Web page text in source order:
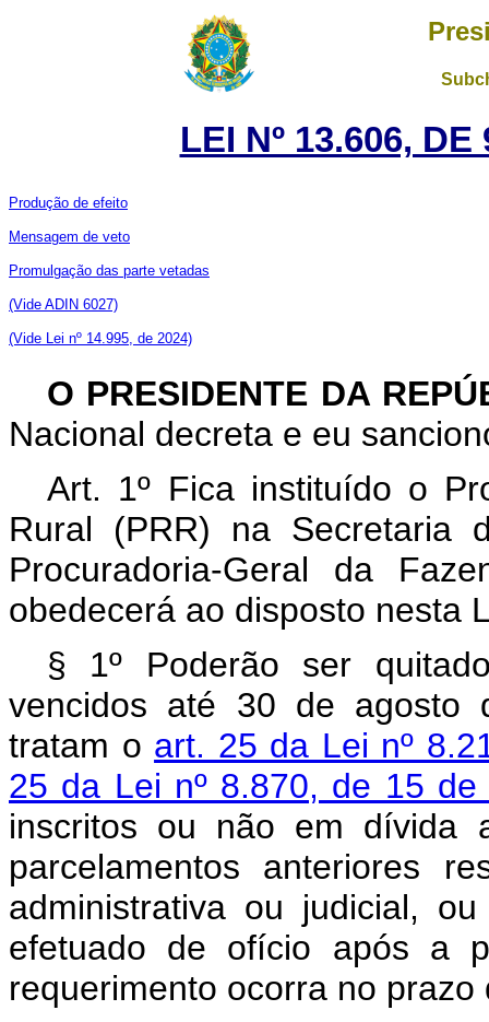
LEI Nº 13.606,
Produção de efeito
Mensagem de veto
Promulgação das parte vetadas
(Vide ADIN 6027)
(Vide Lei nº 14.995, de 2024)
O PRESIDENTE DA
Nacional decreta e eu
Art. 1º Fica instituído o
Rural (PRR) na Secretaria
Procuradoria-Geral da
obedecerá ao disposto nesta
§ 1º Poderão ser
vencidos até 30 de agosto
tratam o art. 25 da Lei nº
25 da Lei nº 8.870, de 15
inscritos ou não em dívida
parcelamentos anteriores
administrativa ou judicial,
efetuado de ofício após a
requerimento ocorra no